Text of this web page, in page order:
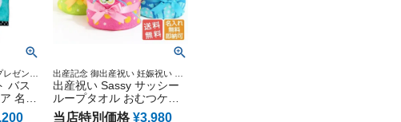
ゼント
バス
名入
ゼン
出産記念 御出産祝い 妊娠祝い 出
産内祝い 乳児 新生児 幼時 孫 娘
子供 友達 刺繍入り ひも付きタオ
ル 誕生日祝い
出産祝い Sassy サッシー
ループタオル おむつケー
キ 思い出 赤ちゃん 子供
当店特別価格 ¥3,980